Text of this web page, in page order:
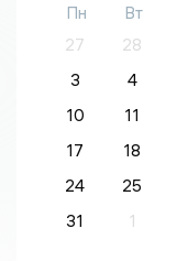
Пн Вт
27
28
3
4
10
11
17
18
24
25
31
1